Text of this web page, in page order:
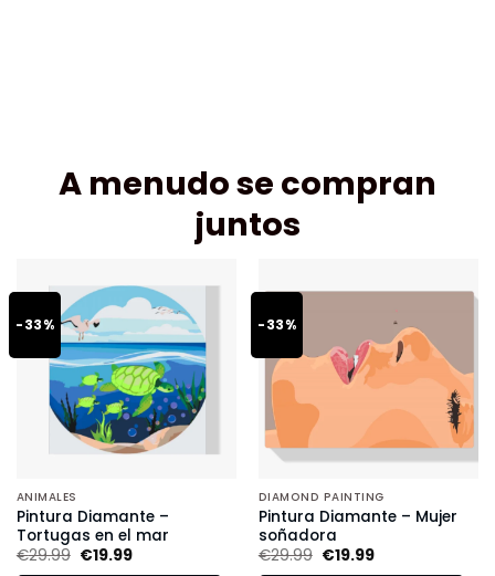
A menudo se compran
juntos
-33%
ANIMALES
Pintura Diamante –
Tortugas en el mar
€29.99 €19.99
-33%
DIAMOND PAINTING
Pintura Diamante – Mujer
soñadora
€29.99 €19.99